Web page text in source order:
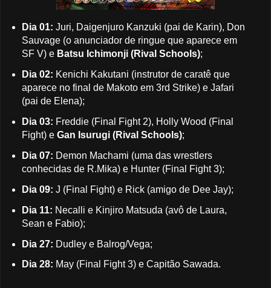
Dia 01: Juri, Daigenjuro Kanzuki (pai de Karin), Don
Sauvage (o anunciador de ringue que aparece em
SF V) e Batsu Ichimonji (Rival Schools);
Dia 02: Kenichi Kakutani (instrutor de caratê que
aparece no final de Makoto em 3rd Strike) e Jafari
(pai de Elena);
Dia 03: Freddie (Final Fight 2), Holly Wood (Final
Fight) e Gan Isurugi (Rival Schools);
Dia 07: Demon Machami (uma das wrestlers
conhecidas de R.Mika) e Hunter (Final Fight 3);
Dia 09: J (Final Fight) e Rick (amigo de Dee Jay);
Dia 11: Necalli e Kinjiro Matsuda (avô de Laura,
Sean e Fabio);
Dia 27: Dudley e Balrog/Vega;
Dia 28: May (Final Fight 3) e Capitão Sawada.